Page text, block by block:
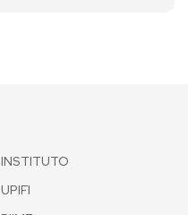
INSTITUTO
UPIFI